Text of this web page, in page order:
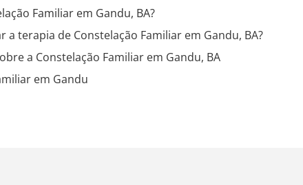
Familiar em Gandu, BA?
a terapia de Constelação Familiar em Gandu, BA?
a Constelação Familiar em Gandu, BA
em Gandu